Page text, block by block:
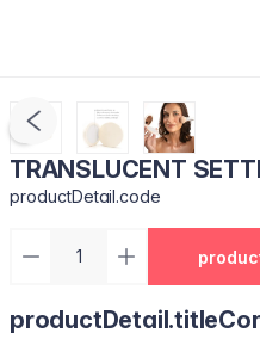
TRANSLUCENT
productDetail.code